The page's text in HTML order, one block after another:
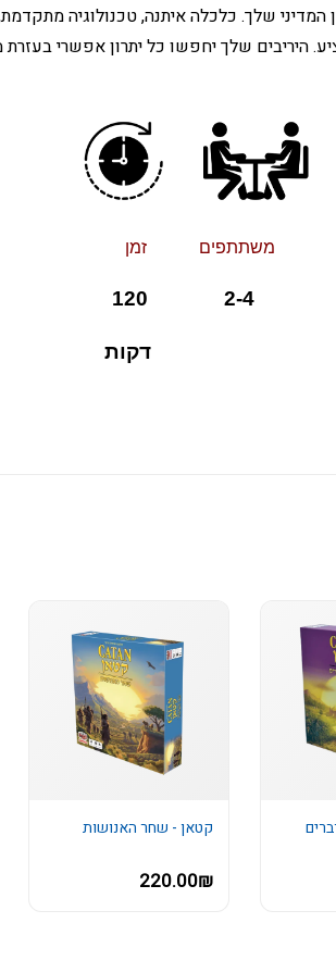
שלך. כלכלה איתנה, טכנולוגיה
שלך יחפשו כל יתרון אפשרי בעזרת
משתתפים זמן
קטאן - שחר האנושות
220.00₪